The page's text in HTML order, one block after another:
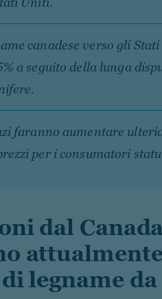
canadese verso gli
a seguito della lunga
faranno aumentare
per i consumatori
dal
legname